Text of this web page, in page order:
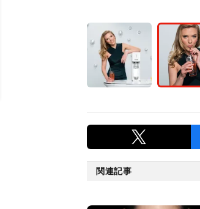
関連記事